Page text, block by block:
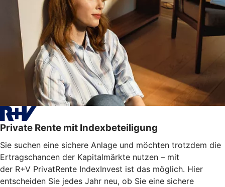
Private Rente mit Indexbeteiligung
Sie suchen eine sichere Anlage und möchten trotzdem die
Ertragschancen der Kapitalmärkte nutzen – mit
der R+V PrivatRente IndexInvest ist das möglich. Hier
entscheiden Sie jedes Jahr neu, ob Sie eine sichere